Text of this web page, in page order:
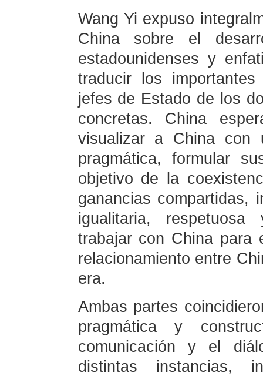
Wang Yi expuso
China sobre el
estadounidenses y
traducir los
jefes de Estado de los
concretas. China
visualizar a China con
pragmática, formular
objetivo de la
ganancias compartidas,
igualitaria,
trabajar con China para
relacionamiento entre
era.
Ambas partes
pragmática y
comunicación y el
distintas instancias,